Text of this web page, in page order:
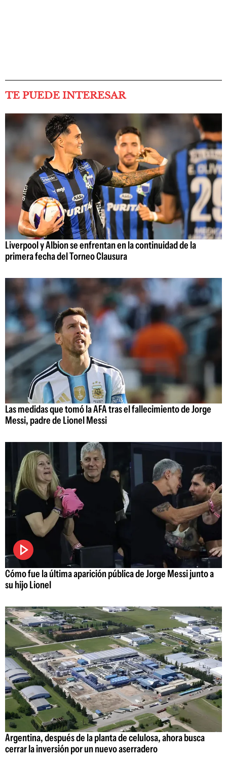
TE PUEDE INTERESAR
Liverpool y Albion se enfrentan en la continuidad de la
primera fecha del Torneo Clausura
Las medidas que tomó la AFA tras el fallecimiento de Jorge
Messi, padre de Lionel Messi
Cómo fue la última aparición pública de Jorge Messi junto a
su hijo Lionel
Argentina, después de la planta de celulosa, ahora busca
cerrar la inversión por un nuevo aserradero